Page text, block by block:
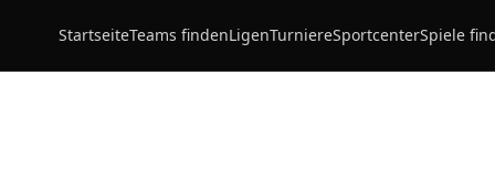
StartseiteTeams findenLigenTurniereSportcenterSpiele